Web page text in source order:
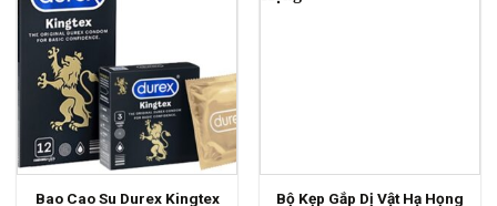
Bao Cao Su Durex Kingtex
Bộ Kẹp Gắp Dị Vật Hạ Họng